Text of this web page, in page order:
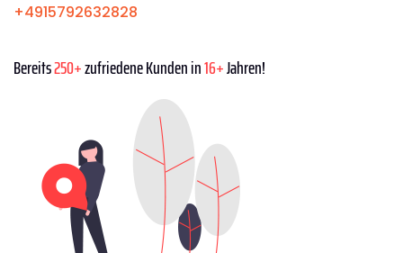
+4915792632828
Bereits250+zufriedene Kunden in16+Jahren!